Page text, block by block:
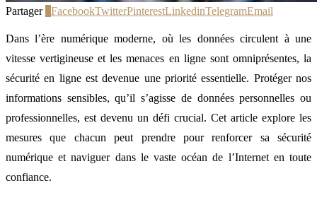
Partager FacebookTwitterPinterestLinkedinTelegramEmail
Dans l’ère numérique moderne, où les données circulent à une
vitesse vertigineuse et les menaces en ligne sont omniprésentes, la
sécurité en ligne est devenue une priorité essentielle. Protéger nos
informations sensibles, qu’il s’agisse de données personnelles ou
professionnelles, est devenu un défi crucial. Cet article explore les
mesures que chacun peut prendre pour renforcer sa sécurité
numérique et naviguer dans le vaste océan de l’Internet en toute
confiance.